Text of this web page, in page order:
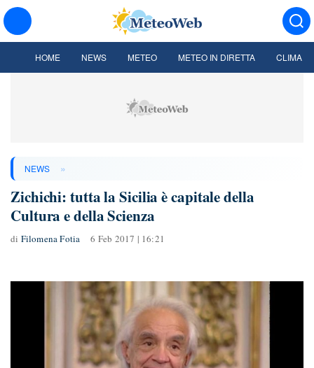
HOME NEWS METEO METEO IN DIRETTA CLIMA
NEWS »
Zichichi: tutta la Sicilia è capitale della
Cultura e della Scienza
di Filomena Fotia 6 Feb 2017 | 16:21